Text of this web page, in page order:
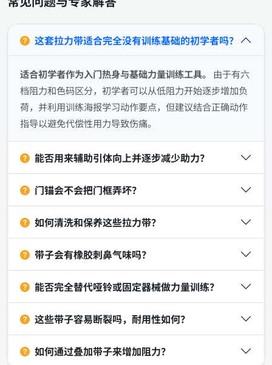
这套拉力带适合完全没有训练基础的初学者吗？
适合初学者作为入门热身与基础力量训练工具。 由于有六
档阻力和色码区分，初学者可以从低阻力开始逐步增加负
荷，并利用训练海报学习动作要点，但建议结合正确动作
指导以避免代偿性用力导致伤痛。
能否用来辅助引体向上并逐步减少助力？
门锚会不会把门框弄坏？
如何清洗和保养这些拉力带？
带子会有橡胶刺鼻气味吗？
能否完全替代哑铃或固定器械做力量训练？
这些带子容易断裂吗，耐用性如何？
如何通过叠加带子来增加阻力？